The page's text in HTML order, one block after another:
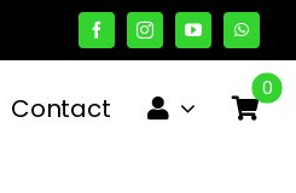
Contact
0